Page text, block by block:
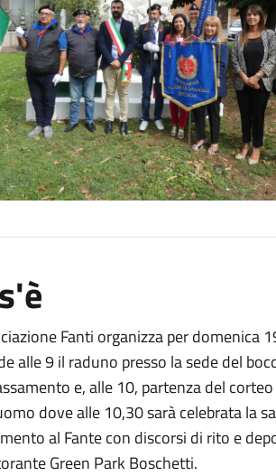
Fanti organizza per domenica
alle 9 il raduno presso la sede del
e, alle 10, partenza del
dove alle 10,30 sarà celebrata la
al Fante con discorsi di rito e
Green Park Boschetti.